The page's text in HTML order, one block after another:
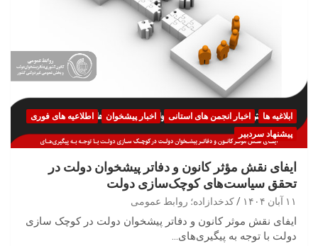
ابلاغیه ها اخبار انجمن های استانی اخبار پیشخوان
اطلاعیه های فوری
پیشنهاد سردبیر
ایفای نقش مؤثر کانون و دفاتر پیشخوان دولت در
تحقق سیاست‌های کوچک‌سازی دولت
۱۱ آبان ۱۴۰۴ کدخدازاده؛ روابط عمومی
ایفای نقش موثر کانون و دفاتر پیشخوان دولت در کوچک سازی
دولت با توجه به پیگیری‌های…